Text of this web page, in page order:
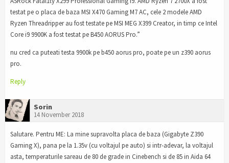
testat pe o placa de baza MSI X470 Gaming M7 AC, cele 2 modele AMD
Ryzen Threadripper au fost testate pe MSI MEG X399 Creator, in timp ce Intel
Core i9 9900K a fost testat pe B450 AORUS Pro.”
nu cred ca puteati testa 9900k pe b450 aorus pro, poate pe un z390 aorus
pro.
Reply
Sorin
14 November 2018
Salutare. Pentru ME: La mine supravolta placa de baza (Gigabyte Z390
Gaming X), pana pe la 1.35v (cu voltajul pe auto) si intr-adevar, la voltajul
asta, temperaturile sareau de 80 de grade in Cinebench si de 85 in Aida 64